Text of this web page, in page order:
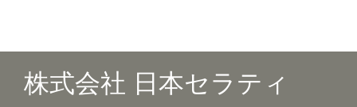
株式会社 日本セラティ